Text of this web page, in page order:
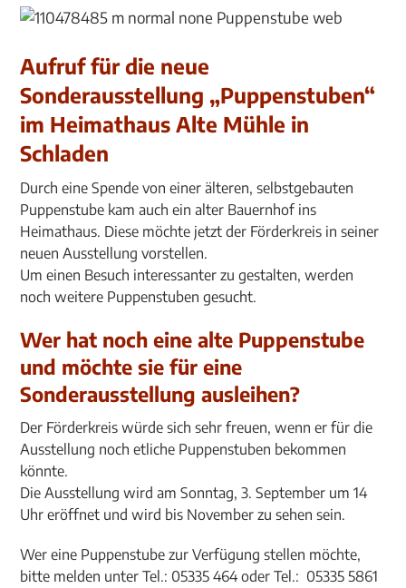
Aufruf für die neue
Sonderausstellung „Puppenstuben“
im Heimathaus Alte Mühle in
Schladen
Durch eine Spende von einer älteren, selbstgebauten
Puppenstube kam auch ein alter Bauernhof ins
Heimathaus. Diese möchte jetzt der Förderkreis in seiner
neuen Ausstellung vorstellen.
Um einen Besuch interessanter zu gestalten, werden
noch weitere Puppenstuben gesucht.
Wer hat noch eine alte Puppenstube
und möchte sie für eine
Sonderausstellung ausleihen?
Der Förderkreis würde sich sehr freuen, wenn er für die
Ausstellung noch etliche Puppenstuben bekommen
könnte.
Die Ausstellung wird am Sonntag, 3. September um 14
Uhr eröffnet und wird bis November zu sehen sein.
Wer eine Puppenstube zur Verfügung stellen möchte,
bitte melden unter Tel.: 05335 464 oder Tel.: 05335 5861